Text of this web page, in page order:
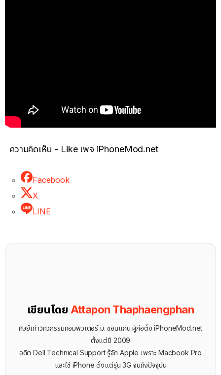
ความคิดเห็น - Like เพจ iPhoneMod.net
Facebook
X
LINE
เขียนโดย Attapon Thaphaengphan
ศิษย์เก่าวิศวกรรมคอมพิวเตอร์ ม. ขอนแก่น ผู้ก่อตั้ง iPhoneMod.net
ตั้งแต่ปี 2009
อดีต Dell Technical Support รู้จัก ​Apple เพราะ Macbook Pro
และใช้ iPhone ตั้งแต่รุ่น 3G จนถึงปัจจุบัน